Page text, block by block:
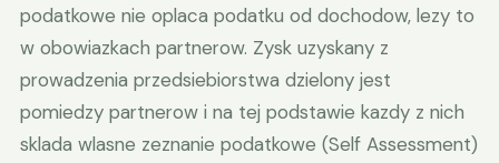
podatkowe nie oplaca podatku od dochodow, lezy to
w obowiazkach partnerow. Zysk uzyskany z
prowadzenia przedsiebiorstwa dzielony jest
pomiedzy partnerow i na tej podstawie kazdy z nich
sklada wlasne zeznanie podatkowe (Self Assessment)